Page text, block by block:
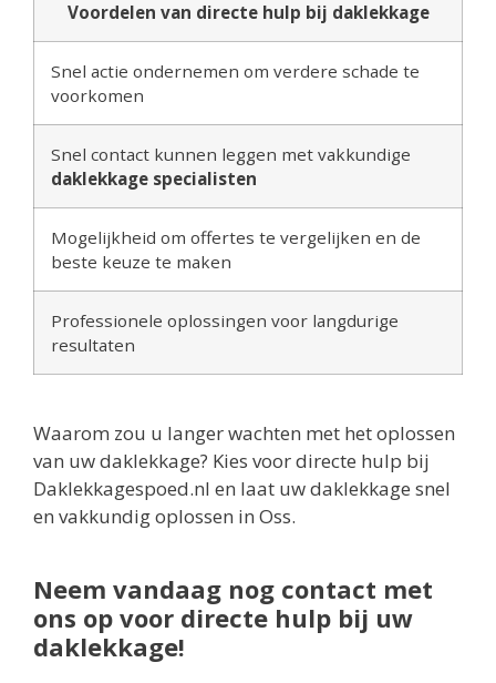
Voordelen van directe hulp bij daklekkage
Snel actie ondernemen om verdere schade te
voorkomen
Snel contact kunnen leggen met vakkundige
daklekkage specialisten
Mogelijkheid om offertes te vergelijken en de
beste keuze te maken
Professionele oplossingen voor langdurige
resultaten
Waarom zou u langer wachten met het oplossen
van uw daklekkage? Kies voor directe hulp bij
Daklekkagespoed.nl en laat uw daklekkage snel
en vakkundig oplossen in Oss.
Neem vandaag nog contact met
ons op voor directe hulp bij uw
daklekkage!